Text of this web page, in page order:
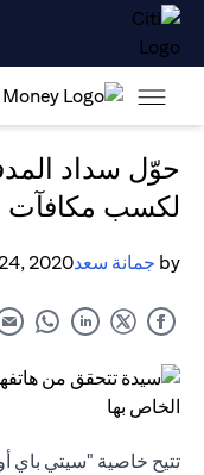
حوّل سداد
لكسب مكافآت
by جمانة سعد2020
تتيح خاصية "سيتي باي